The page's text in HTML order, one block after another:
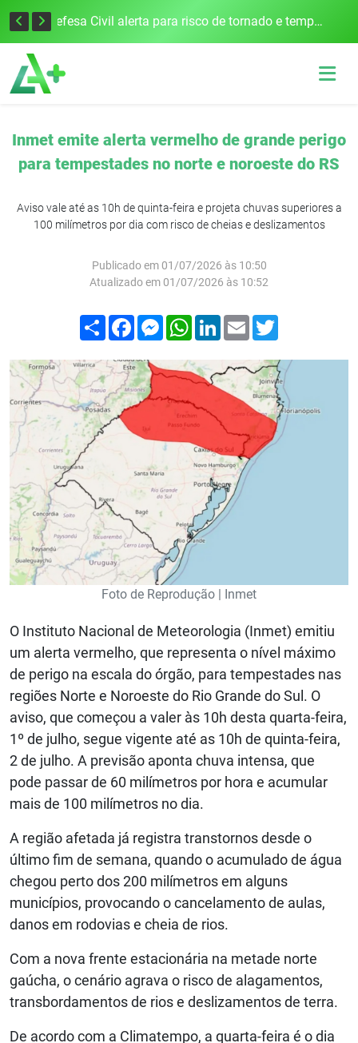
Justiça Eleitoral intensifica preparativos e faz alertas para as Eleições 2026 na 94ª Zona Eleitoral Defesa Civil alerta para risco de tornado e tempestades severas no RS entre esta quinta e sexta-feira
Inmet emite alerta vermelho de grande perigo
para tempestades no norte e noroeste do RS
Aviso vale até as 10h de quinta-feira e projeta chuvas superiores a
100 milímetros por dia com risco de cheias e deslizamentos
Publicado em 01/07/2026 às 10:50
Atualizado em 01/07/2026 às 10:52
Compartilhar
FacebookMessenger
WhatsApp
LinkedIn
Email
Foto de Reprodução | Inmet
O Instituto Nacional de Meteorologia (Inmet) emitiu
um alerta vermelho, que representa o nível máximo
de perigo na escala do órgão, para tempestades nas
regiões Norte e Noroeste do Rio Grande do Sul. O
aviso, que começou a valer às 10h desta quarta-feira,
1º de julho, segue vigente até as 10h de quinta-feira,
2 de julho. A previsão aponta chuva intensa, que
pode passar de 60 milímetros por hora e acumular
mais de 100 milímetros no dia.
A região afetada já registra transtornos desde o
último fim de semana, quando o acumulado de água
chegou perto dos 200 milímetros em alguns
municípios, provocando o cancelamento de aulas,
danos em rodovias e cheia de rios.
Com a nova frente estacionária na metade norte
gaúcha, o cenário agrava o risco de alagamentos,
transbordamentos de rios e deslizamentos de terra.
De acordo com a Climatempo, a quarta-feira é o dia